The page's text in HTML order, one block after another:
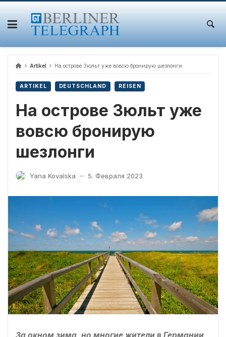
Skip
content
Artikel На острове Зюльт уже вовсю бронирую шезлонги
ARTIKEL DEUTSCHLAND REISEN
На острове Зюльт уже
вовсю бронирую
шезлонги
Yana Kovalska — 5. Февраля 2023